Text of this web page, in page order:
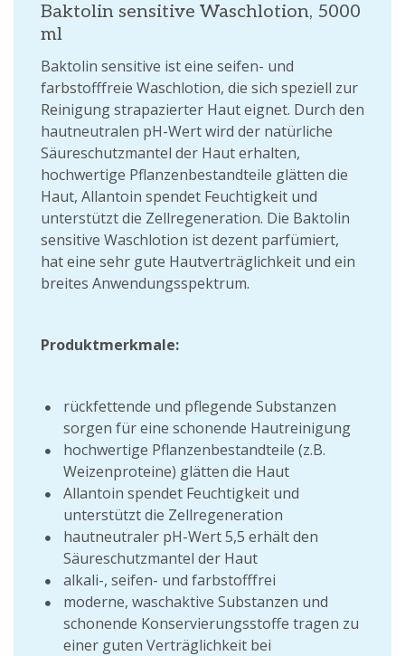
Baktolin sensitive Waschlotion, 5000
ml
Baktolin sensitive ist eine seifen- und
farbstofffreie Waschlotion, die sich speziell zur
Reinigung strapazierter Haut eignet. Durch den
hautneutralen pH-Wert wird der natürliche
Säureschutzmantel der Haut erhalten,
hochwertige Pflanzenbestandteile glätten die
Haut, Allantoin spendet Feuchtigkeit und
unterstützt die Zellregeneration. Die Baktolin
sensitive Waschlotion ist dezent parfümiert,
hat eine sehr gute Hautverträglichkeit und ein
breites Anwendungsspektrum.
Produktmerkmale:
rückfettende und pflegende Substanzen
sorgen für eine schonende Hautreinigung
hochwertige Pflanzenbestandteile (z.B.
Weizenproteine) glätten die Haut
Allantoin spendet Feuchtigkeit und
unterstützt die Zellregeneration
hautneutraler pH-Wert 5,5 erhält den
Säureschutzmantel der Haut
alkali-, seifen- und farbstofffrei
moderne, waschaktive Substanzen und
schonende Konservierungsstoffe tragen zu
einer guten Verträglichkeit bei